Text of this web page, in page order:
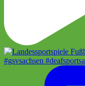
#gsvsachsen